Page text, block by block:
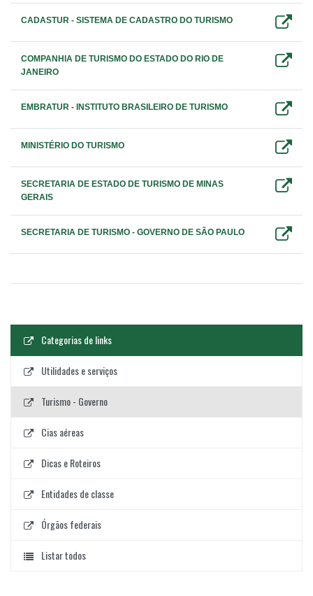
CADASTUR - SISTEMA DE CADASTRO DO TURISMO
COMPANHIA DE TURISMO DO ESTADO DO RIO DE
JANEIRO
EMBRATUR - INSTITUTO BRASILEIRO DE TURISMO
MINISTÉRIO DO TURISMO
SECRETARIA DE ESTADO DE TURISMO DE MINAS
GERAIS
SECRETARIA DE TURISMO - GOVERNO DE SÃO PAULO
Categorias de links
Utilidades e serviços
Turismo - Governo
Cias aéreas
Dicas e Roteiros
Entidades de classe
Órgãos federais
Listar todos